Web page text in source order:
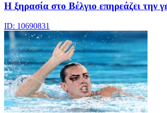
Η ξηρασία στο Βέλγιο επηρεάζει την
ID: 10690831